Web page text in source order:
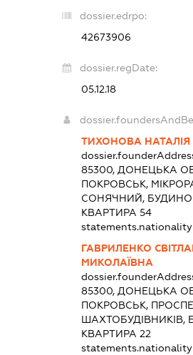
dossier.edrpo:
42673906
dossier.regDate:
05.12.18
ТИХОНОВА НАТАЛІЯ
85300, ДОНЕЦЬКА
ПОКРОВСЬК,
СОНЯЧНИЙ,
КВАРТИРА 54
ГАВРИЛЕНКО
МИКОЛАЇВНА
85300, ДОНЕЦЬКА
ПОКРОВСЬК,
ШАХТОБУДІВНИКІВ,
КВАРТИРА 22